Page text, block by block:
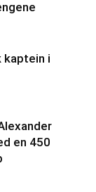
kaptein i
en 450